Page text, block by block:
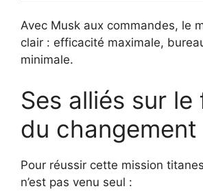
Avec Musk aux commandes, le
clair : efficacité maximale,
minimale.
Ses alliés sur le
du changement
Pour réussir cette mission
n’est pas venu seul :